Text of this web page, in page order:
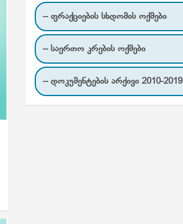
– ფრაქციების სხდომის ოქმები
– საერთო კრების ოქმები
– დოკუმენტების არქივი 2010-2019